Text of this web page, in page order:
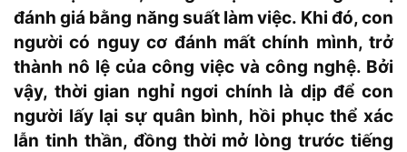
đánh giá bằng năng suất làm việc. Khi đó, con
người có nguy cơ đánh mất chính mình, trở
thành nô lệ của công việc và công nghệ. Bởi
vậy, thời gian nghỉ ngơi chính là dịp để con
người lấy lại sự quân bình, hồi phục thể xác
lẫn tinh thần, đồng thời mở lòng trước tiếng